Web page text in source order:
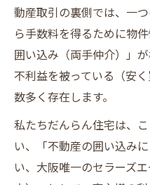
動産取引の裏側では、一
ら手数料を得るために物
囲い込み（両手仲介）」
不利益を被っている（安
数多く存在します。
私たちだんらん住宅は、
い、「不動産の囲い込み
い、大阪唯一のセラーズ